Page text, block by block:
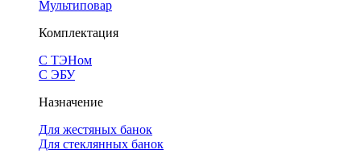
Мультиповар
Комплектация
С ТЭНом
С ЭБУ
Назначение
Для жестяных банок
Для стеклянных банок